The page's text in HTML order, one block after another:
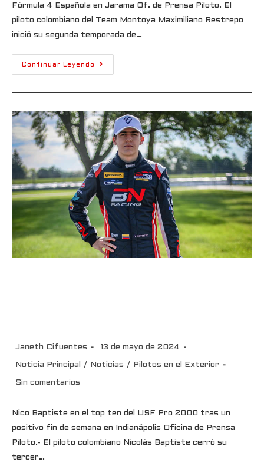
Fórmula 4 Española en Jarama Of. de Prensa Piloto. El
piloto colombiano del Team Montoya Maximiliano Restrepo
inició su segunda temporada de…
Continuar Leyendo
Janeth Cifuentes 13 de mayo de 2024
Noticia Principal / Noticias / Pilotos en el Exterior
Sin comentarios
Nico Baptiste en el top ten del USF Pro 2000 tras un
positivo fin de semana en Indianápolis Oficina de Prensa
Piloto.- El piloto colombiano Nicolás Baptiste cerró su
tercer…